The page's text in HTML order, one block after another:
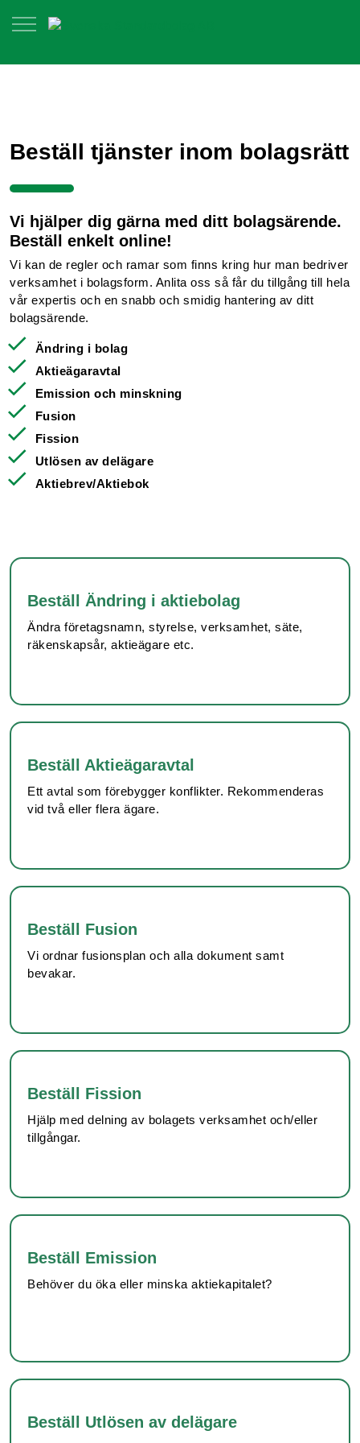
Beställ tjänster inom bolagsrätt
Vi hjälper dig gärna med ditt bolagsärende.
Beställ enkelt online!
Vi kan de regler och ramar som finns kring hur man bedriver
verksamhet i bolagsform. Anlita oss så får du tillgång till hela
vår expertis och en snabb och smidig hantering av ditt
bolagsärende.
Ändring i bolag
Aktieägaravtal
Emission och minskning
Fusion
Fission
Utlösen av delägare
Aktiebrev/Aktiebok
Beställ Ändring i aktiebolag
Ändra företagsnamn, styrelse, verksamhet, säte,
räkenskapsår, aktieägare etc.
Beställ Aktieägaravtal
Ett avtal som förebygger konflikter. Rekommenderas
vid två eller flera ägare.
Beställ Fusion
Vi ordnar fusionsplan och alla dokument samt
bevakar.
Beställ Fission
Hjälp med delning av bolagets verksamhet och/eller
tillgångar.
Beställ Emission
Behöver du öka eller minska aktiekapitalet?
Beställ Utlösen av delägare